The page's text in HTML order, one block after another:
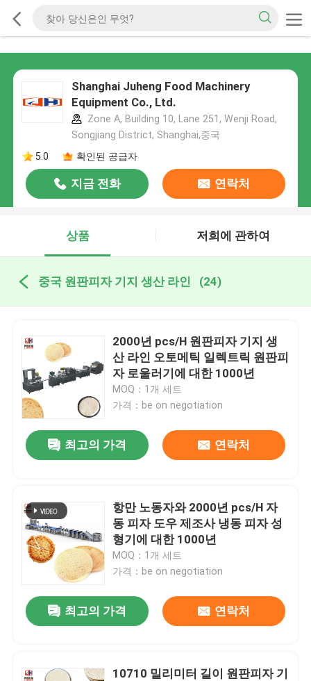
Shanghai Juheng Food Machinery
Equipment Co., Ltd.
Zone A, Building 10, Lane 251, Wenji Road,
Songjiang District, Shanghai,중국
5.0
확인된 공급자
지금 전화 연락처
상품 저희에 관하여
중국 원판피자 기지 생산 라인 (24)
2000년 pcs/H 원판피자 기지 생
산 라인 오토메틱 일렉트릭 원판피
자 로울러기에 대한 1000년
MOQ：1개 세트
가격：be on negotiation
최고의 가격 연락처
항만 노동자와 2000년 pcs/H 자
동 피자 도우 제조사 냉동 피자 성
형기에 대한 1000년
MOQ：1개 세트
가격：be on negotiation
최고의 가격 연락처
10710 밀리미터 길이 원판피자 기